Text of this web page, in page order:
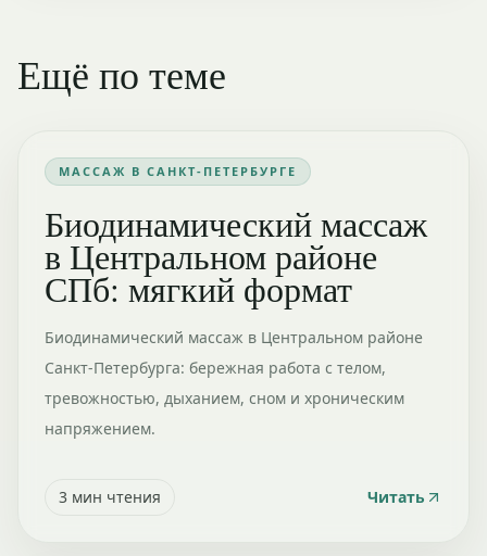
Ещё по теме
МАССАЖ В САНКТ-ПЕТЕРБУРГЕ
Биодинамический массаж
в Центральном районе
СПб: мягкий формат
Биодинамический массаж в Центральном районе
Санкт-Петербурга: бережная работа с телом,
тревожностью, дыханием, сном и хроническим
напряжением.
3 мин чтения Читать